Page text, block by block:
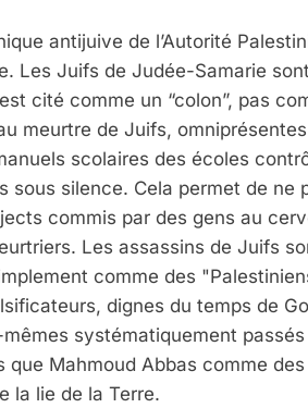
antijuive de l’Autorité
Les Juifs de Judée-Samarie
cité comme un “colon”, pas
meurtre de Juifs,
scolaires des écoles
sous silence. Cela permet de ne
commis par des gens au
Les assassins de Juifs
comme des
dignes du temps de
systématiquement
que Mahmoud Abbas comme
la lie de la Terre.